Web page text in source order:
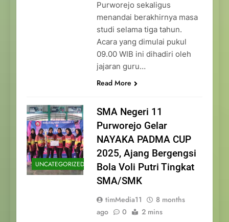
Purworejo sekaligus
menandai berakhirnya masa
studi selama tiga tahun.
Acara yang dimulai pukul
09.00 WIB ini dihadiri oleh
jajaran guru…
Read More
UNCATEGORIZED
SMA Negeri 11
Purworejo Gelar
NAYAKA PADMA CUP
2025, Ajang Bergengsi
Bola Voli Putri Tingkat
SMA/SMK
timMedia11
8 months
ago
0 2 mins